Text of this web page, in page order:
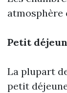
atmosphère
Petit
La plupart
petit